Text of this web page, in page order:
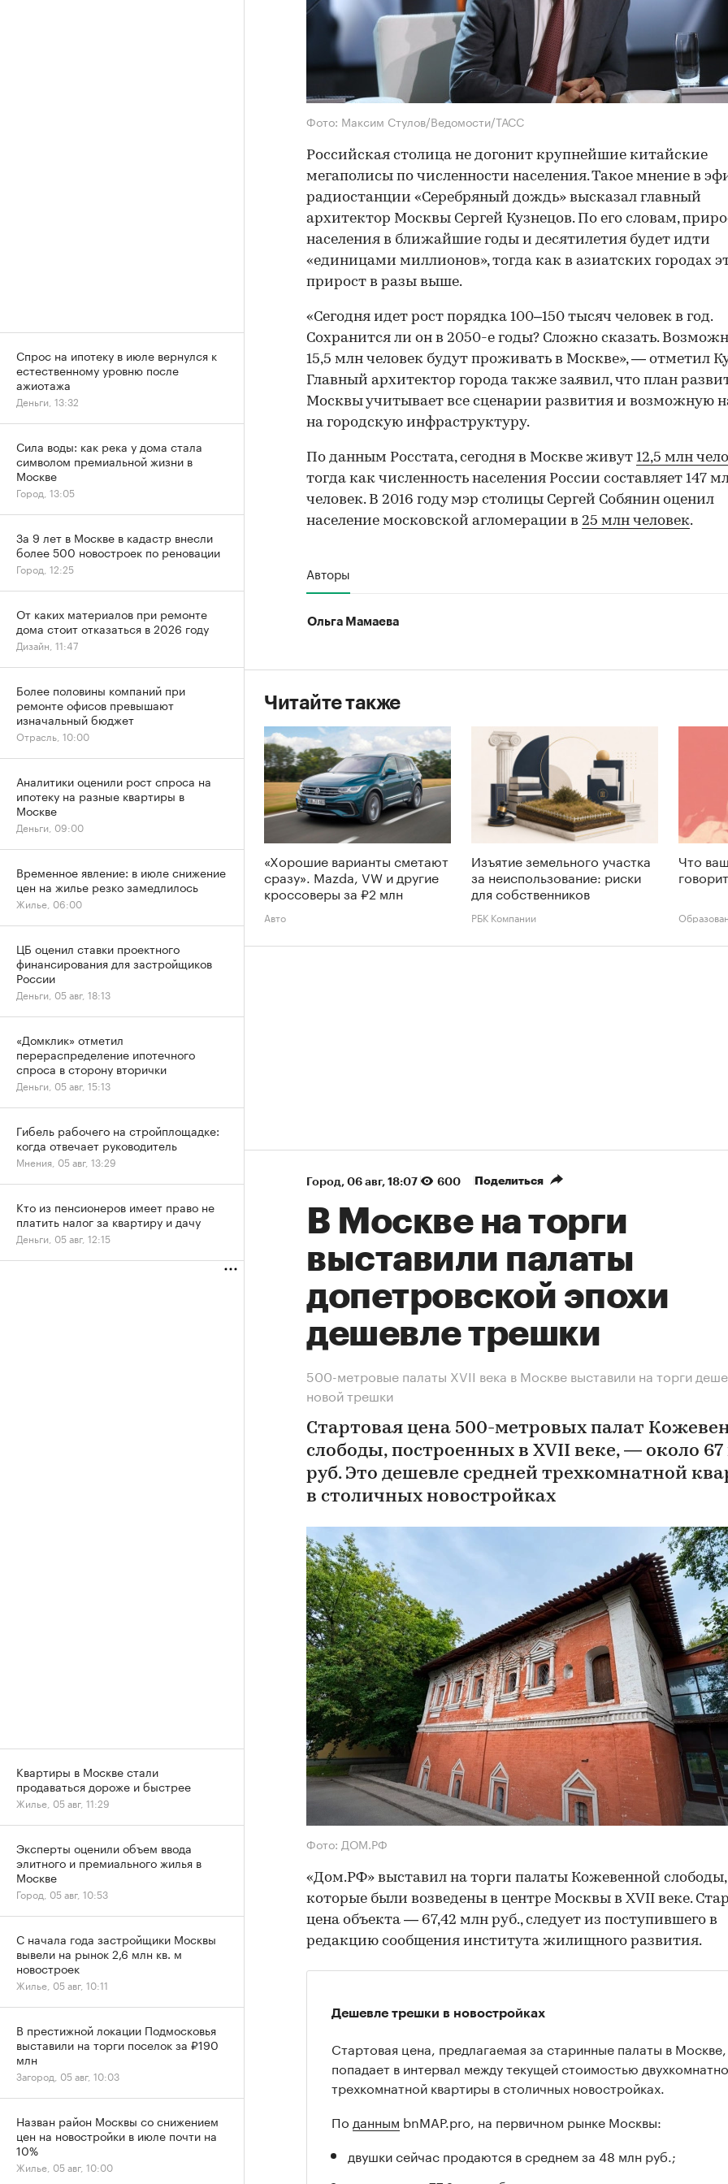
Фото: Максим Стулов/Ведомости/ТАСС
Российская столица не догонит крупнейшие китайские
мегаполисы по численности населения. Такое мнение в
радиостанции «Серебряный дождь» высказал главный
архитектор Москвы Сергей Кузнецов. По его словам,
населения в ближайшие годы и десятилетия будет идти
«единицами миллионов», тогда как в азиатских городах
прирост в разы выше.
«Сегодня идет рост порядка 100–150 тысяч человек в год.
Сохранится ли он в 2050-е годы? Сложно сказать.
15,5 млн человек будут проживать в Москве», — отметил
Главный архитектор города также заявил, что план
Москвы учитывает все сценарии развития и возможную
на городскую инфраструктуру.
По данным Росстата, сегодня в Москве живут 12,5 млн
тогда как численность населения России составляет 147
человек. В 2016 году мэр столицы Сергей Собянин оценил
население московской агломерации в 25 млн человек.
Авторы
Ольга Мамаева
Читайте также
«Хорошие варианты сметают
сразу». Mazda, VW и другие
кроссоверы за ₽2 млн
Авто
Изъятие земельного участка
за неиспользование: риски
для собственников
РБК Компании
Что
Город⁠, 06 авг, 18:07 600 Поделиться
В Москве на торги
выставили палаты
допетровской эпохи
дешевле трешки
500-метровые палаты XVII века в Москве выставили на торги
новой трешки
Стартовая цена 500-метровых палат
слободы, построенных в XVII веке, — около
руб. Это дешевле средней трехкомнатной
в столичных новостройках
Фото: ДОМ.РФ
«Дом.РФ» выставил на торги палаты Кожевенной слободы,
которые были возведены в центре Москвы в XVII веке.
цена объекта — 67,42 млн руб., следует из поступившего в
редакцию сообщения института жилищного развития.
Дешевле трешки в новостройках
Стартовая цена, предлагаемая за старинные палаты в Москве,
попадает в интервал между текущей стоимостью
трехкомнатной квартиры в столичных новостройках.
По данным bnMAP.pro, на первичном рынке Москвы:
двушки сейчас продаются в среднем за 48 млн руб.;
Спрос на ипотеку в июле вернулся к
естественному уровню после
ажиотажа
Деньги, 13:32
Сила воды: как река у дома стала
символом премиальной жизни в
Москве
Город, 13:05
За 9 лет в Москве в кадастр внесли
более 500 новостроек по реновации
Город, 12:25
От каких материалов при ремонте
дома стоит отказаться в 2026 году
Дизайн, 11:47
Более половины компаний при
ремонте офисов превышают
изначальный бюджет
Отрасль, 10:00
Аналитики оценили рост спроса на
ипотеку на разные квартиры в
Москве
Деньги, 09:00
Временное явление: в июле снижение
цен на жилье резко замедлилось
Жилье, 06:00
ЦБ оценил ставки проектного
финансирования для застройщиков
России
Деньги, 05 авг, 18:13
«Домклик» отметил
перераспределение ипотечного
спроса в сторону вторички
Деньги, 05 авг, 15:13
Гибель рабочего на стройплощадке:
когда отвечает руководитель
Мнения, 05 авг, 13:29
Кто из пенсионеров имеет право не
платить налог за квартиру и дачу
Деньги, 05 авг, 12:15
Квартиры в Москве стали
продаваться дороже и быстрее
Жилье, 05 авг, 11:29
Эксперты оценили объем ввода
элитного и премиального жилья в
Москве
Город, 05 авг, 10:53
С начала года застройщики Москвы
вывели на рынок 2,6 млн кв. м
новостроек
Жилье, 05 авг, 10:11
В престижной локации Подмосковья
выставили на торги поселок за ₽190
млн
Загород, 05 авг, 10:03
Назван район Москвы со снижением
цен на новостройки в июле почти на
10%
Жилье, 05 авг, 10:00